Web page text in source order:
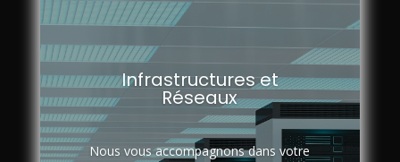
Infrastructures et
Réseaux
Nous vous accompagnons dans votre